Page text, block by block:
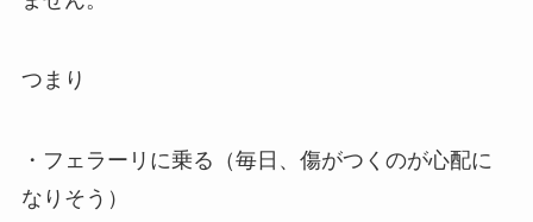
つまり
・フェラーリに乗る（毎日、傷がつくのが心配に
なりそう）